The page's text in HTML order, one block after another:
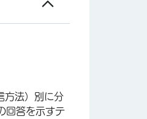
方法）別に分
回答を示すテ